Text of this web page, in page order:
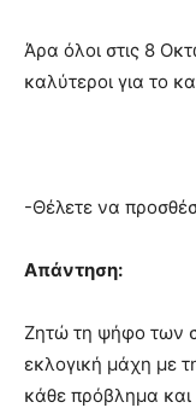
Άρα όλοι στις 8
καλύτεροι για το
-Θέλετε να
Απάντηση:
Ζητώ τη ψήφο των
εκλογική μάχη με
κάθε πρόβλημα και